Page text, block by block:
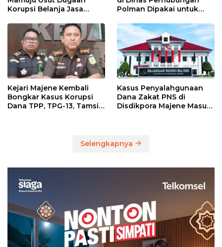
Korupsi Belanja Jasa
Sulbar, BPK Temukan
Kelebihan Pembayaran
Rp146,4 Juta
Polman Dipakai untuk
Kejari Majene Kembali
Bongkar Kasus Korupsi
Dana TPP, TPG-13, Tamsil-
Kasus Penyalahgunaan
Dana Zakat PNS di
Disdikpora Majene Masuk
Selengkapnya